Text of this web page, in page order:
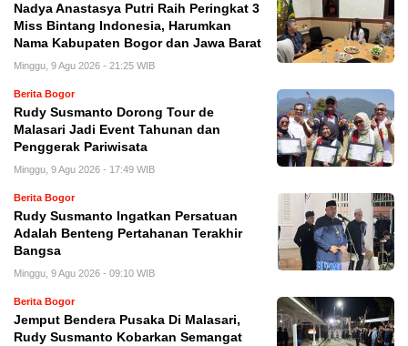
Nadya Anastasya Putri Raih Peringkat 3
Miss Bintang Indonesia, Harumkan
Nama Kabupaten Bogor dan Jawa Barat
Minggu, 9 Agu 2026 - 21:25 WIB
Berita Bogor
Rudy Susmanto Dorong Tour de
Malasari Jadi Event Tahunan dan
Penggerak Pariwisata
Minggu, 9 Agu 2026 - 17:49 WIB
Berita Bogor
Rudy Susmanto Ingatkan Persatuan
Adalah Benteng Pertahanan Terakhir
Bangsa
Minggu, 9 Agu 2026 - 09:10 WIB
Berita Bogor
Jemput Bendera Pusaka Di Malasari,
Rudy Susmanto Kobarkan Semangat